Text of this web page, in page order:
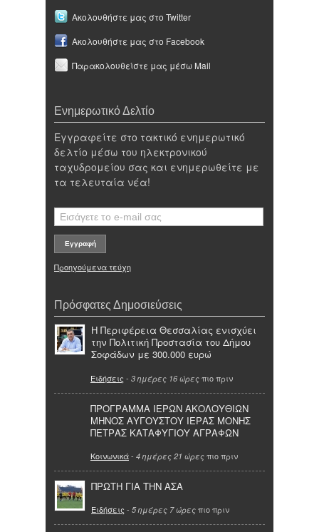
Ακολουθήστε μας στο Twitter
Ακολουθήστε μας στο Facebook
Παρακολουθείστε μας μέσω Mail
Ενημερωτικό Δελτίο
Εγγραφείτε στο τακτικό ενημερωτικό
δελτίο μέσω του ηλεκτρονικού
ταχυδρομείου σας και ενημερωθείτε με
τα τελευταία νέα!
Προηγούμενα τεύχη
Πρόσφατες Δημοσιεύσεις
Η Περιφέρεια Θεσσαλίας ενισχύει
την Πολιτική Προστασία του Δήμου
Σοφάδων με 300.000 ευρώ
Ειδήσεις - 3 ημέρες 16 ώρες πιο πριν
ΠΡΟΓΡΑΜΜΑ ΙΕΡΩΝ ΑΚΟΛΟΥΘΙΩΝ
ΜΗΝΟΣ ΑΥΓΟΥΣΤΟΥ ΙΕΡΑΣ ΜΟΝΗΣ
ΠΕΤΡΑΣ ΚΑΤΑΦΥΓΙΟΥ ΑΓΡΑΦΩΝ
Κοινωνικά- 4 ημέρες 21 ώρες πιο πριν
ΠΡΩΤΗ ΓΙΑ ΤΗΝ ΑΣΑ
Ειδήσεις - 5 ημέρες 7 ώρες πιο πριν